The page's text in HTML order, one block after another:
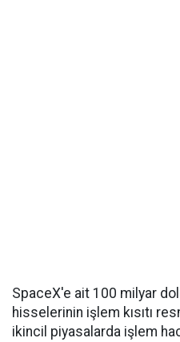
SpaceX'e ait 100 milyar
hisselerinin işlem kısıtı
ikincil piyasalarda işlem